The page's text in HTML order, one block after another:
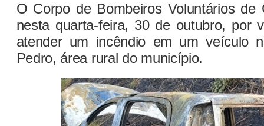
O Corpo de Bombeiros Voluntários de
nesta quarta-feira, 30 de outubro, por
atender um incêndio em um veículo
Pedro, área rural do município.